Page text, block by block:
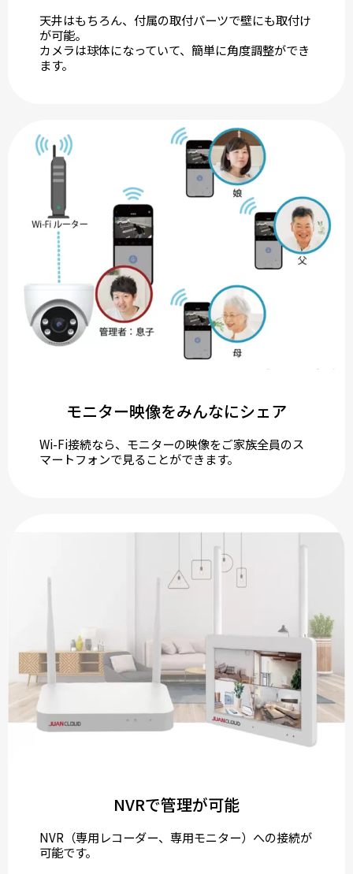
天井はもちろん、付属の取付パーツで壁にも取付け
が可能。
カメラは球体になっていて、簡単に角度調整ができ
ます。
モニター映像をみんなにシェア
Wi-Fi接続なら、モニターの映像をご家族全員のス
マートフォンで見ることができます。
NVRで管理が可能
NVR（専用レコーダー、専用モニター）への接続が
可能です。